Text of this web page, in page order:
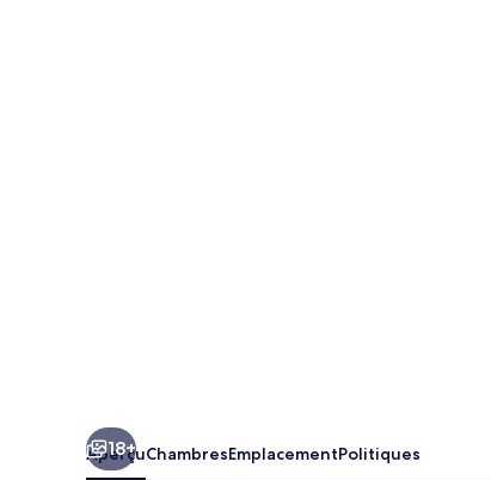
18+
AperçuChambresEmplacementPolitiques